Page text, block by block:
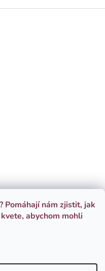
Pomáhají nám zjistit, jak
abychom mohli